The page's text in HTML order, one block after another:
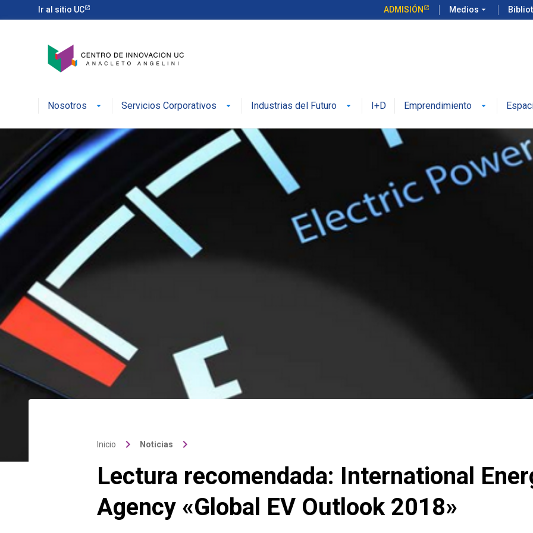
Ir al sitio UC ADMISIÓN Medios arrow_drop_down
Nosotros Servicios Corporativos Industrias del Futuro I+D Emprendimiento
Inicio keyboard_arrow_right Noticias keyboard_arrow_right
Lectura recomendada: International
Agency «Global EV Outlook 2018»